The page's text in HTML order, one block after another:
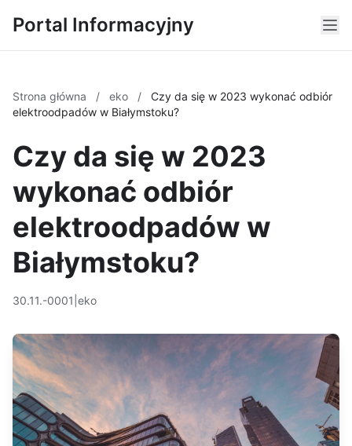
Portal Informacyjny
Strona główna / eko /
Czy da się w 2023 wykonać odbiór
elektroodpadów w Białymstoku?
Czy da się w 2023
wykonać odbiór
elektroodpadów w
Białymstoku?
30.11.-0001 eko